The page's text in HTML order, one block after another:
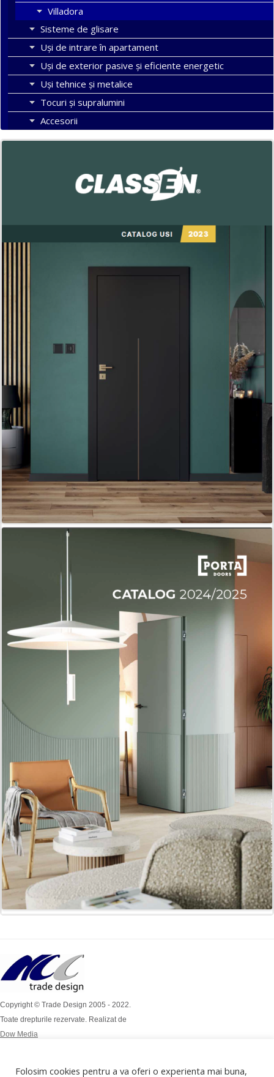
Villadora
Sisteme de glisare
Uși de intrare în apartament
Uşi de exterior pasive şi eficiente energetic
Uși tehnice și metalice
Tocuri şi supralumini
Accesorii
Copyright © Trade Design 2005 - 2022.
Toate drepturile rezervate. Realizat de
Dow Media
Folosim cookies pentru a va oferi o experienta mai buna,